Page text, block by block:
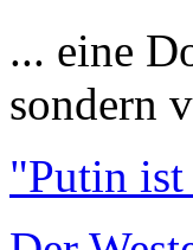
... eine
sondern
"Putin ist